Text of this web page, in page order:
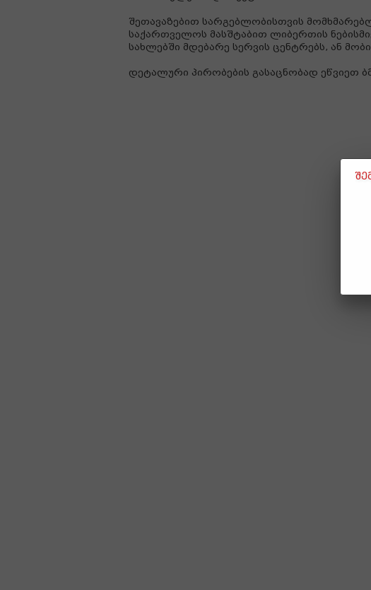
შეთავაზებით სარგებლობისთვის
საქართველოს მასშტაბით ლიბერთის
სახლებში მდებარე სერვის ცენტრებს, ან
დეტალური პირობების გასაცნობად ეწვიეთ